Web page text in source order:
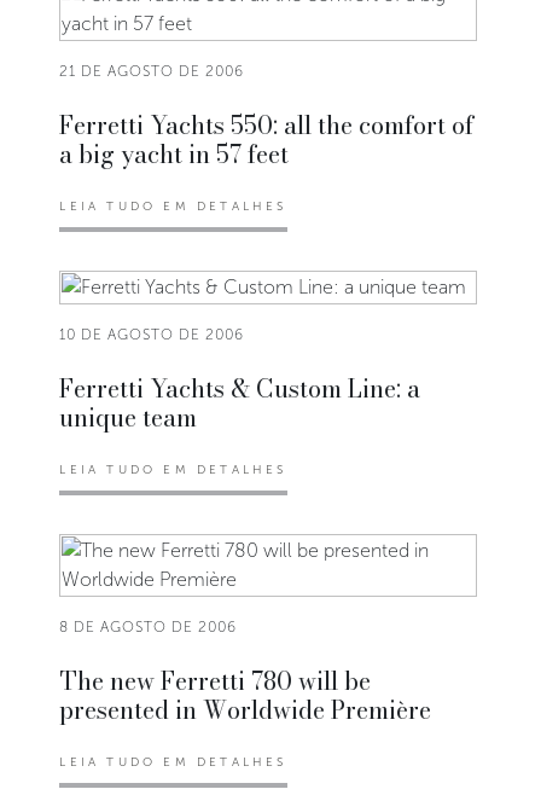
21 DE AGOSTO DE 2006
Ferretti Yachts 550: all the comfort of
a big yacht in 57 feet
LEIA TUDO EM DETALHES
10 DE AGOSTO DE 2006
Ferretti Yachts & Custom Line: a
unique team
LEIA TUDO EM DETALHES
8 DE AGOSTO DE 2006
The new Ferretti 780 will be
presented in Worldwide Première
LEIA TUDO EM DETALHES